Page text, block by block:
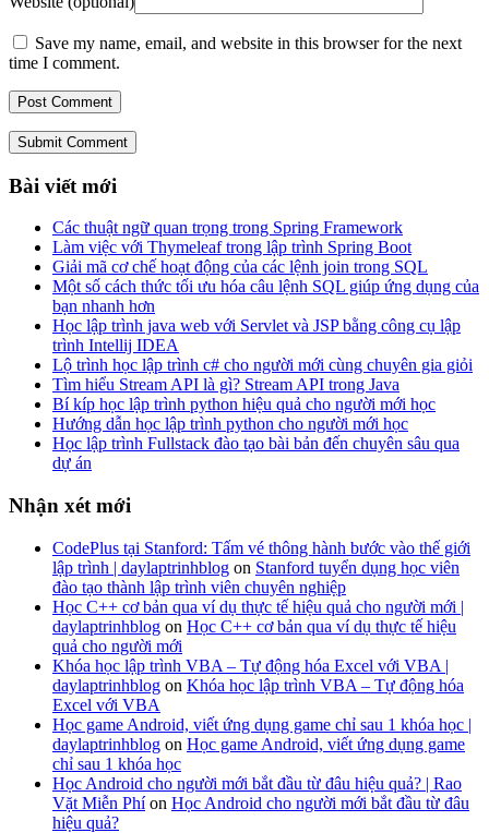
Save my name, email, and website in this browser for the next
time I comment.
Submit Comment
Bài viết mới
Các thuật ngữ quan trọng trong Spring Framework
Làm việc với Thymeleaf trong lập trình Spring Boot
Giải mã cơ chế hoạt động của các lệnh join trong SQL
Một số cách thức tối ưu hóa câu lệnh SQL giúp ứng dụng của
bạn nhanh hơn
Học lập trình java web với Servlet và JSP bằng công cụ lập
trình Intellij IDEA
Lộ trình học lập trình c# cho người mới cùng chuyên gia giỏi
Tìm hiểu Stream API là gì? Stream API trong Java
Bí kíp học lập trình python hiệu quả cho người mới học
Hướng dẫn học lập trình python cho người mới học
Học lập trình Fullstack đào tạo bài bản đến chuyên sâu qua
dự án
Nhận xét mới
CodePlus tại Stanford: Tấm vé thông hành bước vào thế giới
lập trình | daylaptrinhblog on Stanford tuyển dụng học viên
đào tạo thành lập trình viên chuyên nghiệp
Học C++ cơ bản qua ví dụ thực tế hiệu quả cho người mới |
daylaptrinhblog on Học C++ cơ bản qua ví dụ thực tế hiệu
quả cho người mới
Khóa học lập trình VBA – Tự động hóa Excel với VBA |
daylaptrinhblog on Khóa học lập trình VBA – Tự động hóa
Excel với VBA
Học game Android, viết ứng dụng game chỉ sau 1 khóa học |
daylaptrinhblog on Học game Android, viết ứng dụng game
chỉ sau 1 khóa học
Học Android cho người mới bắt đầu từ đâu hiệu quả? | Rao
Vặt Miễn Phíon Học Android cho người mới bắt đầu từ đâu
hiệu quả?